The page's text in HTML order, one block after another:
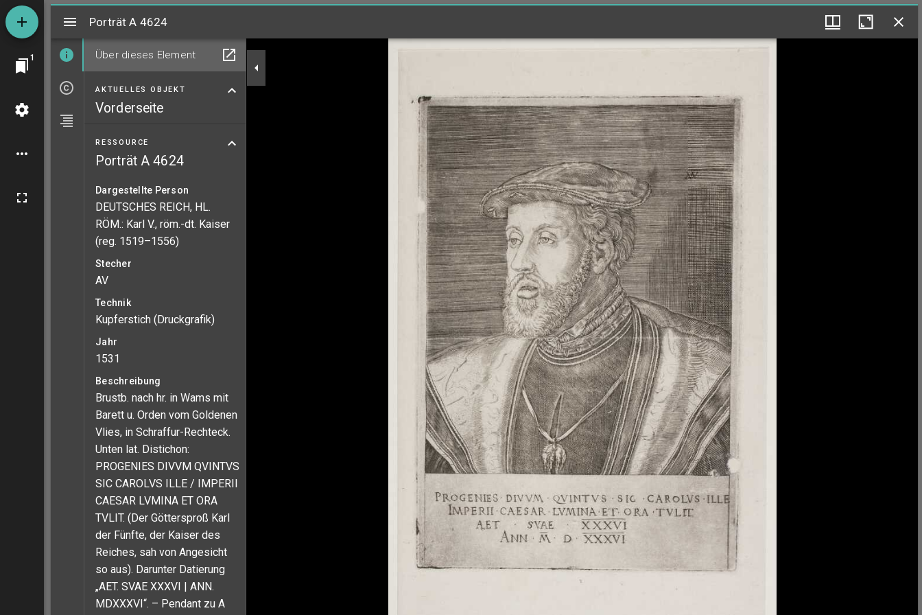
1
MiradorPorträt A 4624
Über dieses Element
AKTUELLES OBJEKT
Vorderseite
RESSOURCE
Porträt A 4624
Dargestellte Person
DEUTSCHES REICH, HL.
RÖM.: Karl V., röm.-dt. Kaiser
(reg. 1519–1556)
Stecher
AV
Technik
Kupferstich (Druckgrafik)
Jahr
1531
Beschreibung
Brustb. nach hr. in Wams mit
Barett u. Orden vom Goldenen
Vlies, in Schraffur-Rechteck.
Unten lat. Distichon:
PROGENIES DIVVM QVINTVS
SIC CAROLVS ILLE / IMPERII
CAESAR LVMINA ET ORA
TVLIT. (Der Göttersproß Karl
der Fünfte, der Kaiser des
Reiches, sah von Angesicht
so aus). Darunter Datierung
„AET. SVAE XXXVI | ANN.
MDXXXVI“. – Pendant zu A
Porträt A 4624